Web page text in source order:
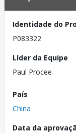
Identidade do
P083322
Líder da Equipe
Paul Procee
País
China
Data da